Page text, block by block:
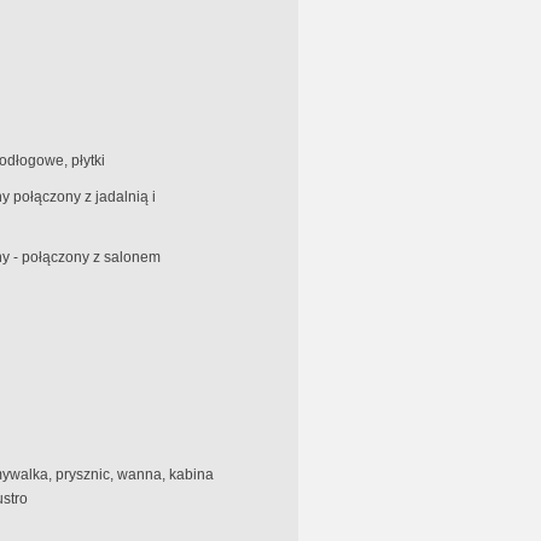
płytki
połączony z jadalnią i
- połączony z salonem
prysznic, wanna, kabina